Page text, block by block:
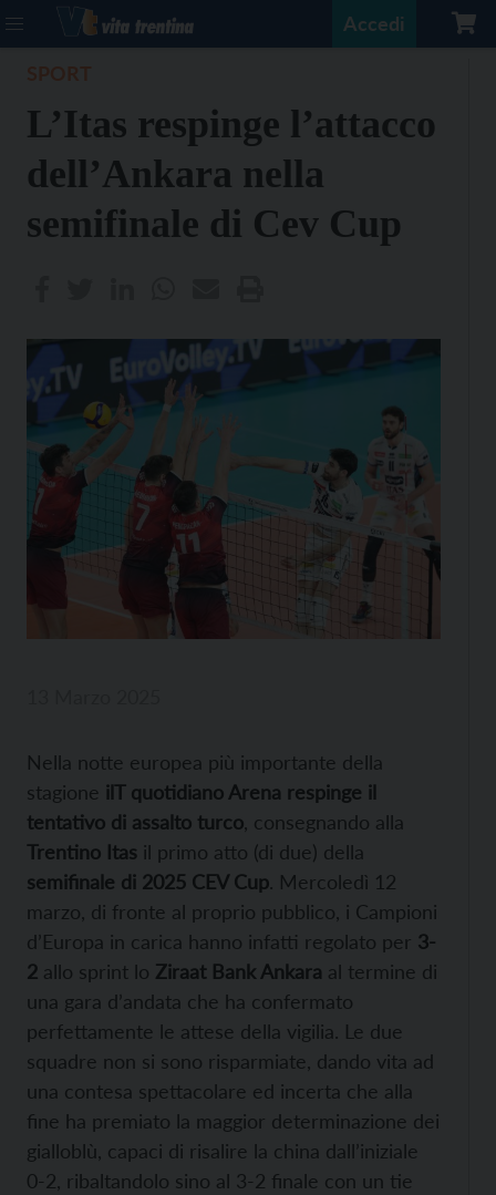
Accedi
L’Itas respinge l’attacco
dell’Ankara nella
semifinale di Cev Cup
Nella notte europea più importante della
stagione ilT quotidiano Arena respinge il
tentativo di assalto turco , consegnando alla
Trentino Itas il primo atto (di due) della
semifinale di 2025 CEV Cup. Mercoledì 12
marzo, di fronte al proprio pubblico, i Campioni
d’Europa in carica hanno infatti regolato per 3-
2 allo sprint lo Ziraat Bank Ankara al termine di
una gara d’andata che ha confermato
perfettamente le attese della vigilia. Le due
squadre non si sono risparmiate, dando vita ad
una contesa spettacolare ed incerta che alla
fine ha premiato la maggior determinazione dei
gialloblù, capaci di risalire la china dall’iniziale
0-2, ribaltandolo sino al 3-2 finale con un tie